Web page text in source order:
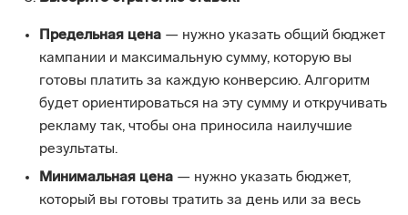
Предельная цена — нужно указать общий бюджет
кампании и максимальную сумму, которую вы
готовы платить за каждую конверсию. Алгоритм
будет ориентироваться на эту сумму и откручивать
рекламу так, чтобы она приносила наилучшие
результаты.
Минимальная цена — нужно указать бюджет,
который вы готовы тратить за день или за весь